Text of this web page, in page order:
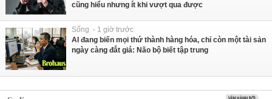
cũng hiểu nhưng ít khi vượt qua được
Sống - 1 giờ trước
AI đang biến mọi thứ thành hàng hóa, chỉ còn một tài sản
ngày càng đắt giá: Não bộ biết tập trung